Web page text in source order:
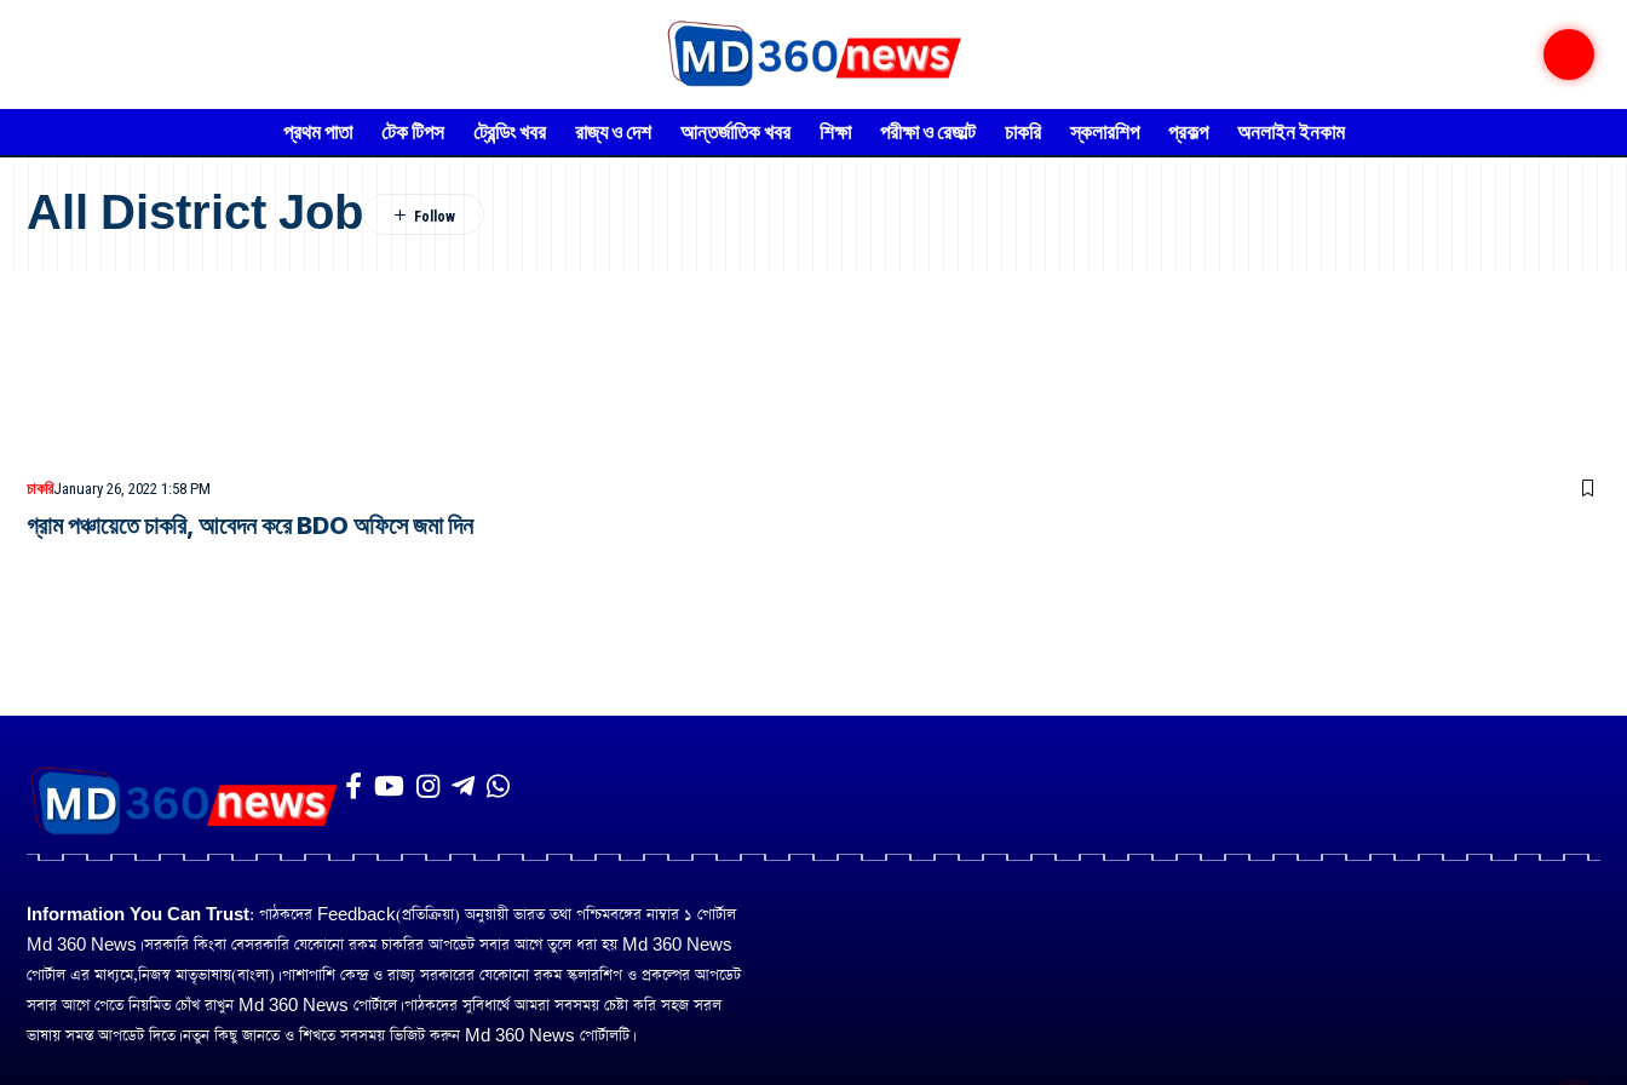
প্রথম পাতা টেক টিপস ট্রেন্ডিং খবর রাজ্য ও দেশ আন্তর্জাতিক খবর শিক্ষা পরীক্ষা ও রেজাল্ট চাকরি স্কলারশিপ প্রকল্প অনলাইন ইনকাম
All District Job
চাকরিJanuary 26, 2022 1:58 PM
গ্রাম পঞ্চায়েতে চাকরি, আবেদন করে BDO অফিসে জমা দিন
Information You Can Trust: পাঠকদের Feedback(প্রতিক্রিয়া) অনুয়ায়ী ভারত তথা পশ্চিমবঙ্গের নাম্বার ১ পোর্টাল
Md 360 News। সরকারি কিংবা বেসরকারি যেকোনো রকম চাকরির আপডেট সবার আগে তুলে ধরা হয় Md 360 News
পোর্টাল এর মাধ্যমে,নিজস্ব মাতৃভাষায়(বাংলা)। পাশাপাশি কেন্দ্র ও রাজ্য সরকারের যেকোনো রকম স্কলারশিপ ও প্রকল্পের আপডেট
সবার আগে পেতে নিয়মিত চোঁখ রাখুন Md 360 News পোর্টালে। পাঠকদের সুবিধার্থে আমরা সবসময় চেষ্টা করি সহজ সরল
ভাষায় সমস্ত আপডেট দিতে। নতুন কিছু জানতে ও শিখতে সবসময় ভিজিট করুন Md 360 News পোর্টালটি।